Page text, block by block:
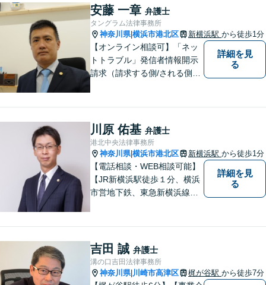
トができるよう全力を尽くし
ます。事務所一丸となって法
律トラブルの解決を目指しま
す。
安藤 一章 弁護士
タングラム法律事務所
神奈川県|横浜市港北区 新横浜駅 から徒歩1分
【オンライン相談可】「ネッ
トトラブル」発信者情報開示
請求（請求する側/される側）
より最善の解決へ導きます。
遠方で来所困難な方もお気軽
にご相談ください。
詳細を見
る
川原 佑基 弁護士
港北中央法律事務所
神奈川県|横浜市港北区 新横浜駅 から徒歩1分
【電話相談・WEB相談可能】
【JR新横浜駅徒歩１分、横浜
市営地下鉄、東急新横浜線新
り】
詳細を見
る
吉田 誠 弁護士
溝の口吉田法律事務所
神奈川県| 川崎市高津区 梶が谷駅 から徒歩7分